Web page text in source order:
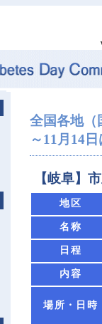
全国各地（
～11月14
【岐阜】
地区
名称
日程
内容
場所・日時